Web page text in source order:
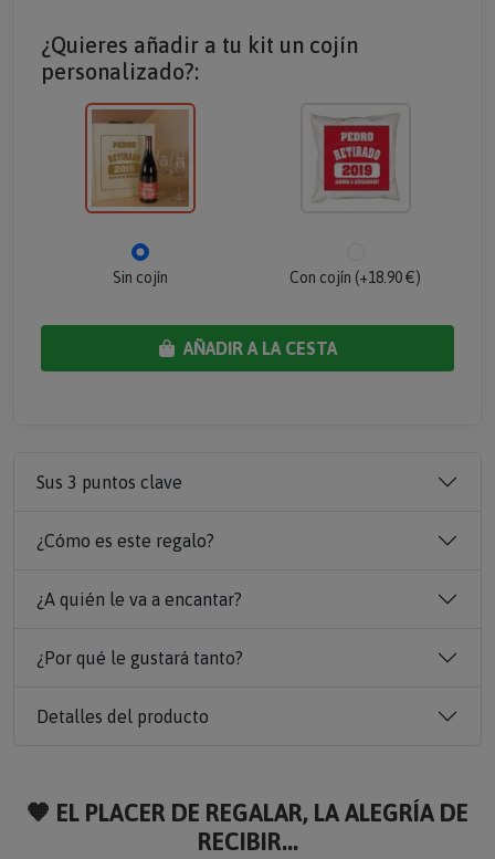
¿Quieres añadir a tu kit un cojín
personalizado?:
Sin cojín Con cojín (+18.90 €)
AÑADIR A LA CESTA
Sus 3 puntos clave
¿Cómo es este regalo?
¿A quién le va a encantar?
¿Por qué le gustará tanto?
Detalles del producto
🧡 EL PLACER DE REGALAR, LA ALEGRÍA DE
RECIBIR...